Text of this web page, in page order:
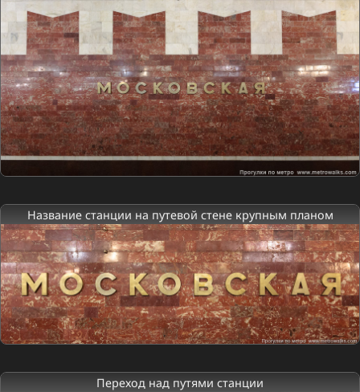
Название станции на путевой стене крупным планом
Переход над путями станции